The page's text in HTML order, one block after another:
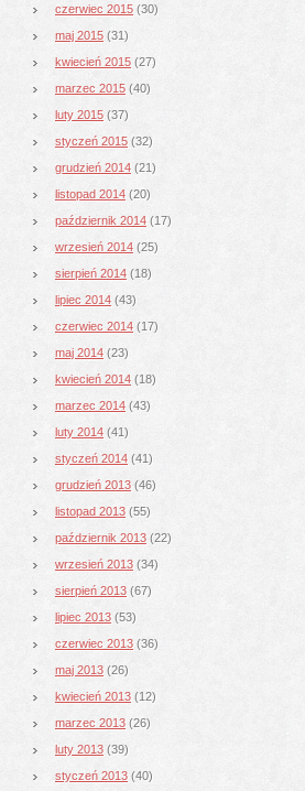
czerwiec 2015 (30)
maj 2015 (31)
kwiecień 2015 (27)
marzec 2015 (40)
luty 2015 (37)
styczeń 2015 (32)
grudzień 2014 (21)
listopad 2014 (20)
październik 2014 (17)
wrzesień 2014 (25)
sierpień 2014 (18)
lipiec 2014 (43)
czerwiec 2014 (17)
maj 2014 (23)
kwiecień 2014 (18)
marzec 2014 (43)
luty 2014 (41)
styczeń 2014 (41)
grudzień 2013 (46)
listopad 2013 (55)
październik 2013 (22)
wrzesień 2013 (34)
sierpień 2013 (67)
lipiec 2013 (53)
czerwiec 2013 (36)
maj 2013 (26)
kwiecień 2013 (12)
marzec 2013 (26)
luty 2013 (39)
styczeń 2013 (40)